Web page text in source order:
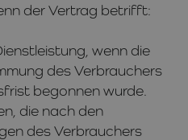
der Vertrag betrifft:
wenn die
des Verbrauchers
begonnen wurde.
die nach den
des Verbrauchers